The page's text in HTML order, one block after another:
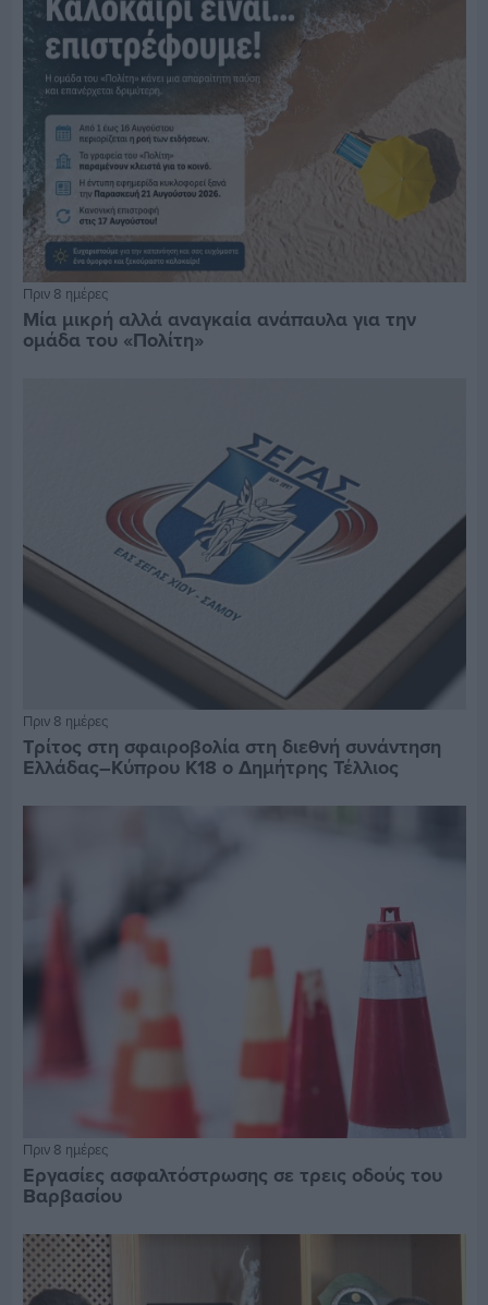
Πριν 8 ημέρες
Μία μικρή αλλά αναγκαία ανάπαυλα για την
ομάδα του «Πολίτη»
Πριν 8 ημέρες
Τρίτος στη σφαιροβολία στη διεθνή συνάντηση
Ελλάδας–Κύπρου Κ18 ο Δημήτρης Τέλλιος
Πριν 8 ημέρες
Εργασίες ασφαλτόστρωσης σε τρεις οδούς του
Βαρβασίου